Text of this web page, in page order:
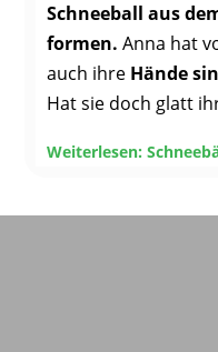
Schneeball aus
formen. Anna hat
auch ihre Hände
Hat sie doch glatt
Weiterlesen: